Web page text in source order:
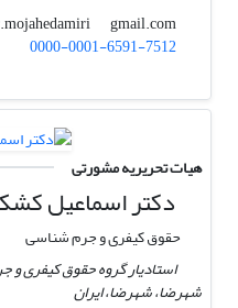
dr.mojahedamiri
gmail.com
0000-0001-6591-7512
هیات تحریریه مشورتی
دکتر اسماعیل
حقوق کیفری و جرم شناسی
استادیار گروه حقوق کیفری و
شهرضا، شهرضا، ایران